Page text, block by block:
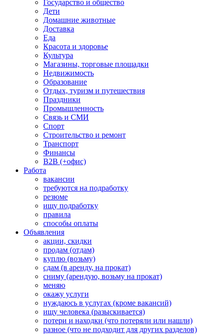
Государство и общество
Дети
Домашние животные
Доставка
Еда
Красота и здоровье
Культура
Магазины, торговые площадки
Недвижимость
Образование
Отдых, туризм и путешествия
Праздники
Промышленность
Связь и СМИ
Спорт
Строительство и ремонт
Транспорт
Финансы
B2B (+офис)
Работа
вакансии
требуются на подработку
резюме
ищу подработку
правила
способы оплаты
Объявления
акции, скидки
продам (отдам)
куплю (возьму)
сдам (в аренду, на прокат)
сниму (арендую, возьму на прокат)
меняю
окажу услуги
нуждаюсь в услугах (кроме вакансий)
ищу человека (разыскивается)
потери и находки (что потеряли или нашли)
разное (что не подходит для других разделов)